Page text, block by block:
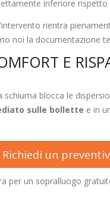
inferiore
rientra
noi la documentazione
E
schiuma blocca le
sulle bollette e in
Richiedi un
per un sopralluogo